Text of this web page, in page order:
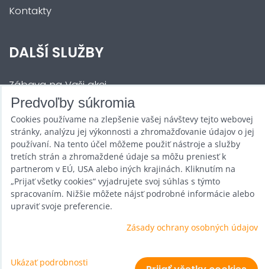
Kontakty
DALŠÍ SLUŽBY
Zábava na Vaši akci
Půjčovna
Promotéři
Kurzy a setkání
Velkoobchod
Nabídka práce
Zásady ochrany osobných údajov
Predvoľby súkromia
Cookies používame na zlepšenie vašej návštevy tejto webovej
stránky, analýzu jej výkonnosti a zhromažďovanie údajov o jej
používaní. Na tento účel môžeme použiť nástroje a služby
tretích strán a zhromaždené údaje sa môžu preniesť k
partnerom v EÚ, USA alebo iných krajinách. Kliknutím na
„Prijať všetky cookies“ vyjadrujete svoj súhlas s týmto
spracovaním. Nižšie môžete nájsť podrobné informácie alebo
upraviť svoje preferencie.
Zásady ochrany osobných údajov
Ukázať podrobnosti